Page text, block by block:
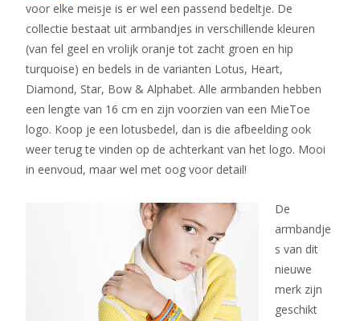
voor elke meisje is er wel een passend bedeltje. De
collectie bestaat uit armbandjes in verschillende kleuren
(van fel geel en vrolijk oranje tot zacht groen en hip
turquoise) en bedels in de varianten Lotus, Heart,
Diamond, Star, Bow & Alphabet. Alle armbanden hebben
een lengte van 16 cm en zijn voorzien van een MieToe
logo. Koop je een lotusbedel, dan is die afbeelding ook
weer terug te vinden op de achterkant van het logo. Mooi
in eenvoud, maar wel met oog voor detail!
De
armbandje
s van dit
nieuwe
merk zijn
geschikt